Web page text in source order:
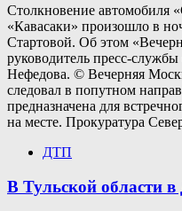
Столкновение автомобиля
«Кавасаки» произошло в
Стартовой. Об этом
руководитель пресс-
Нефедова. © Вечерняя
следовал в попутном
предназначена для
на месте. Прокуратура
ДТП
В Тульской области